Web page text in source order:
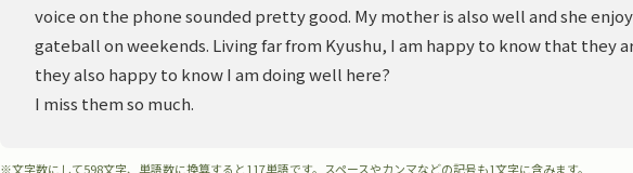
voice on the phone sounded pretty good. My mother is also well and she
gateball on weekends. Living far from Kyushu, I am happy to know that they
they also happy to know I am doing well here?
I miss them so much.
※文字数にして598文字、単語数に換算すると117単語です。スペースやカンマなどの記号も1文字に含みます。